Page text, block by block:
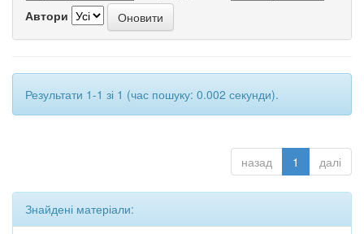
Автори
Результати 1-1 зі 1 (час пошуку: 0.002 секунди).
назад 1 далі
Знайдені матеріали: